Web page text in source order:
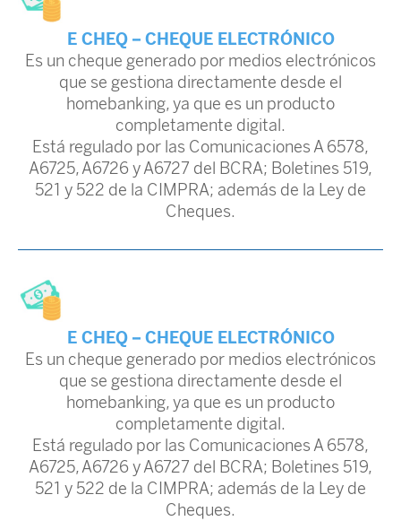
E CHEQ – CHEQUE ELECTRÓNICO
Es un cheque generado por medios electrónicos
que se gestiona directamente desde el
homebanking, ya que es un producto
completamente digital.
Está regulado por las Comunicaciones A 6578,
A6725, A6726 y A6727 del BCRA; Boletines 519,
521 y 522 de la CIMPRA; además de la Ley de
Cheques.
E CHEQ – CHEQUE ELECTRÓNICO
Es un cheque generado por medios electrónicos
que se gestiona directamente desde el
homebanking, ya que es un producto
completamente digital.
Está regulado por las Comunicaciones A 6578,
A6725, A6726 y A6727 del BCRA; Boletines 519,
521 y 522 de la CIMPRA; además de la Ley de
Cheques.